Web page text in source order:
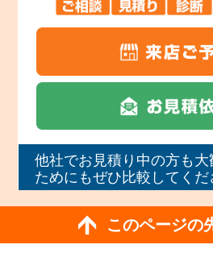
他社でお見積り中の方も
ためにもぜひ比較してくだ
このページの